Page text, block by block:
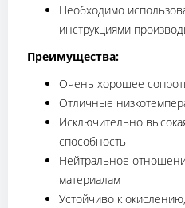
Необходимо
инструкциями
Преимущества:
Очень хорошее
Отличные
Исключительно
способность
Нейтральное
материалам
Устойчиво к